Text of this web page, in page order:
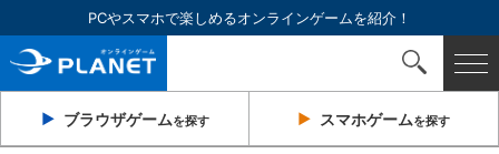
PCやスマホで楽しめるオンラインゲームを紹介！
ブラウザゲームを探す スマホゲームを探す